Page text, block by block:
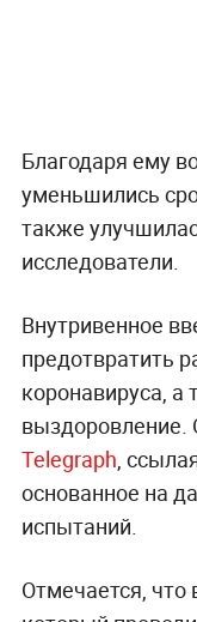
Благодаря ему
уменьшились
также
исследователи.
Внутривенное
предотвратить
коронавируса, а
выздоровление.
Telegraph ,
основанное на
испытаний.
Отмечается, что